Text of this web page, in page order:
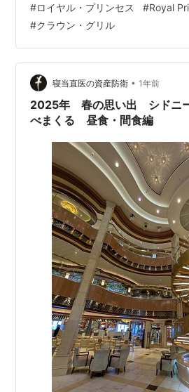
店ですがシーフードをチョイスしま
題 前菜からどれも美味しかったの
ターがとても大きくて美味！ ビー
まいました笑 最後のディナーも最
しの洋上クルーズとなりましたが
ーハーバーに到着しま…
#ロイヤル・プリンセス #Royal
#クラウン・グリル
寝当直医の資産防衛 • 1年前
2025年 春の思い出 シドニ
べまくる 昼食・間食編